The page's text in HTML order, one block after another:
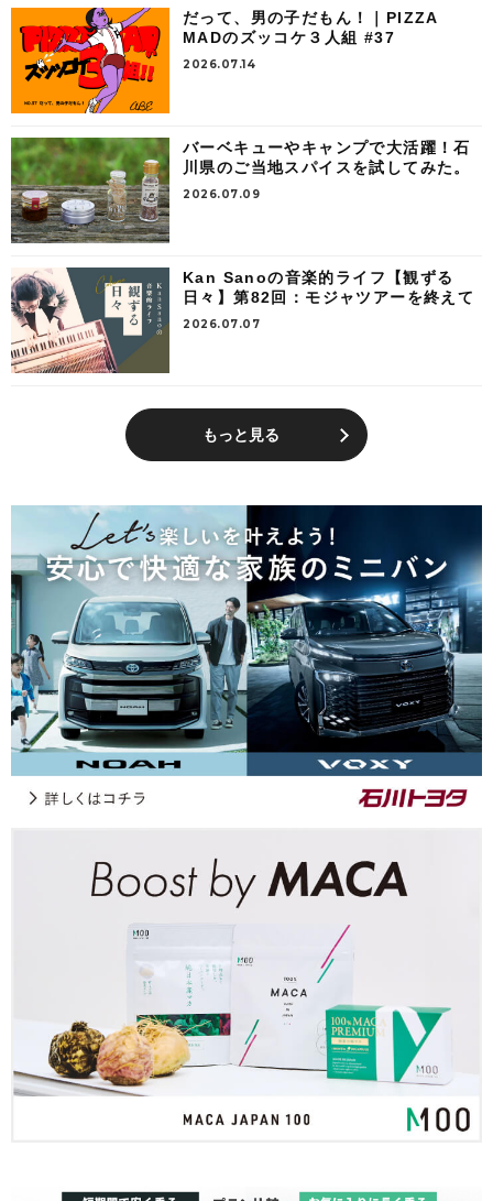
だって、男の子だもん！｜PIZZA
MADのズッコケ３人組 #37
2026.07.14
バーベキューやキャンプで大活躍！石
川県のご当地スパイスを試してみた。
2026.07.09
Kan Sanoの音楽的ライフ【観ずる
日々】第82回：モジャツアーを終えて
2026.07.07
もっと見る